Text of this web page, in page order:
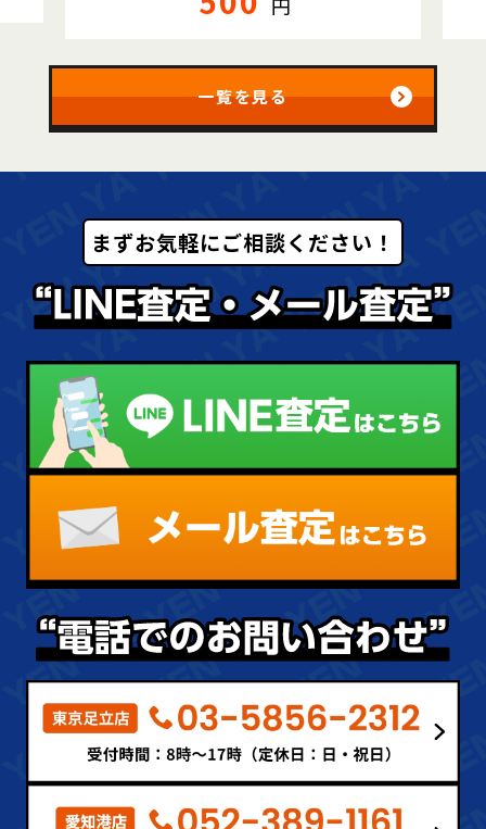
一覧を見る
まずお気軽にご相談ください！